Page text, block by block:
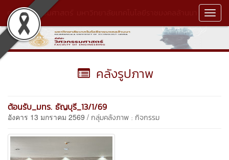
คณะวิศวกรรมศาสตร์ มหาวิทยาลัยเทคโนโลยีราชมงคลล้านนา
คลังรูปภาพ
ต้อนรับ_มทร. ธัญบุรี_13/1/69
อังคาร 13 มกราคม 2569 / กลุ่มคลังภาพ : กิจกรรม